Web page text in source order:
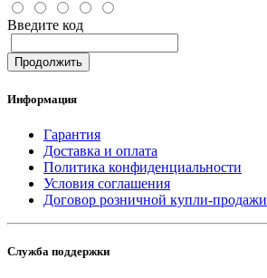
Введите код
Продолжить
Информация
Гарантия
Доставка и оплата
Политика конфиденциальности
Условия соглашения
Договор розничной купли-продажи
Служба поддержки